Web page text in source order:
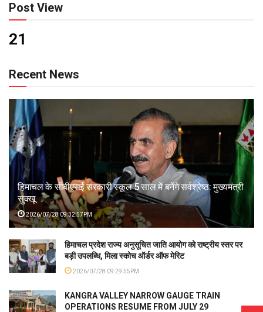
Post View
21
Recent News
हिमाचल के सीबीएसई सरकारी स्कूल 5 साल में बनेंगे सर्वश्रेष्ठ: मुख्यमंत्री
सुक्खू
2026/07/28 09:32:57PM
हिमाचल प्रदेश राज्य अनुसूचित जाति आयोग को राष्ट्रीय स्तर पर
बड़ी उपलब्धि, मिला स्कोच ऑर्डर ऑफ मेरिट
2026/07/28 09:29:55PM
KANGRA VALLEY NARROW GAUGE TRAIN
OPERATIONS RESUME FROM JULY 29